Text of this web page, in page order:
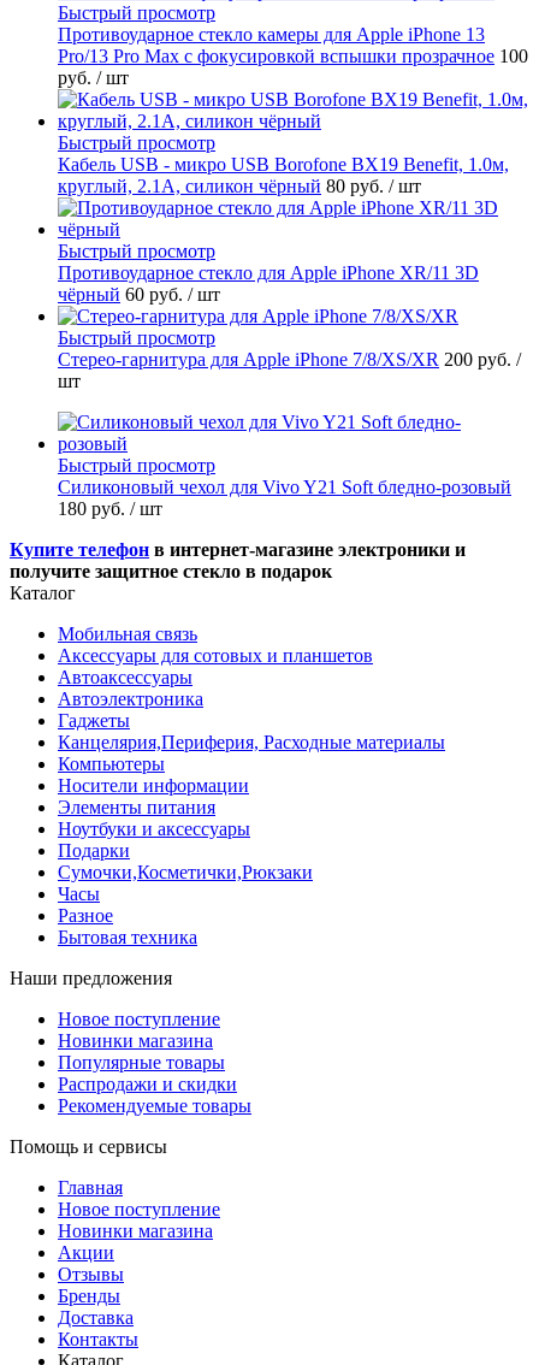
Быстрый просмотр
Противоударное стекло камеры для Apple iPhone 13
Pro/13 Pro Max с фокусировкой вспышки прозрачное 100
руб. / шт
Быстрый просмотр
Кабель USB - микро USB Borofone BX19 Benefit, 1.0м,
круглый, 2.1A, силикон чёрный 80 руб. / шт
Быстрый просмотр
Противоударное стекло для Apple iPhone XR/11 3D
чёрный 60 руб. / шт
Быстрый просмотр
Стерео-гарнитура для Apple iPhone 7/8/XS/XR 200 руб. /
шт
Быстрый просмотр
Силиконовый чехол для Vivo Y21 Soft бледно-розовый
180 руб. / шт
Купите телефон в интернет-магазине электроники и
получите защитное стекло в подарок
Каталог
Мобильная связь
Аксессуары для сотовых и планшетов
Автоаксессуары
Автоэлектроника
Гаджеты
Канцелярия,Периферия, Расходные материалы
Компьютеры
Носители информации
Элементы питания
Ноутбуки и аксессуары
Подарки
Сумочки,Косметички,Рюкзаки
Часы
Разное
Бытовая техника
Наши предложения
Новое поступление
Новинки магазина
Популярные товары
Распродажи и скидки
Рекомендуемые товары
Помощь и сервисы
Главная
Новое поступление
Новинки магазина
Акции
Отзывы
Бренды
Доставка
Контакты
Каталог